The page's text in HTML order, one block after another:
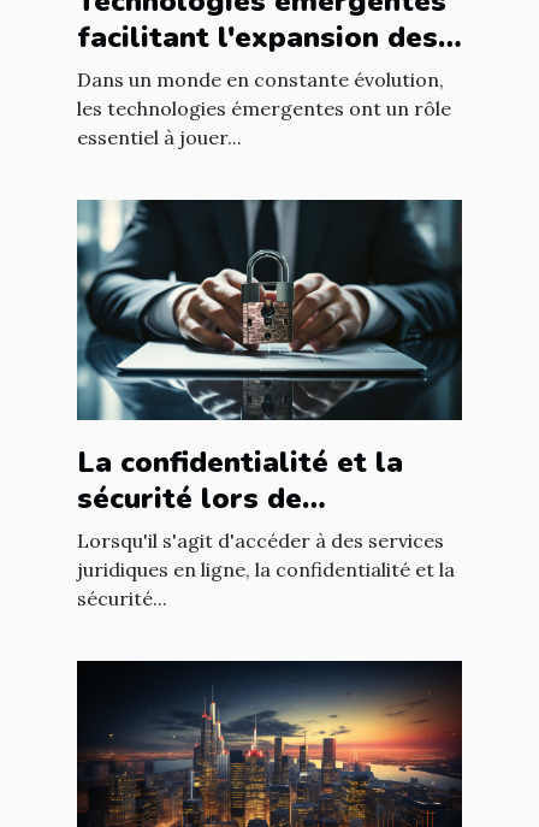
facilitant l'expansion des
entreprises
Dans un monde en constante évolution,
les technologies émergentes ont un rôle
essentiel à jouer...
La confidentialité et la
sécurité lors de
l'utilisation d'un avocat en
ligne
Lorsqu'il s'agit d'accéder à des services
juridiques en ligne, la confidentialité et la
sécurité...